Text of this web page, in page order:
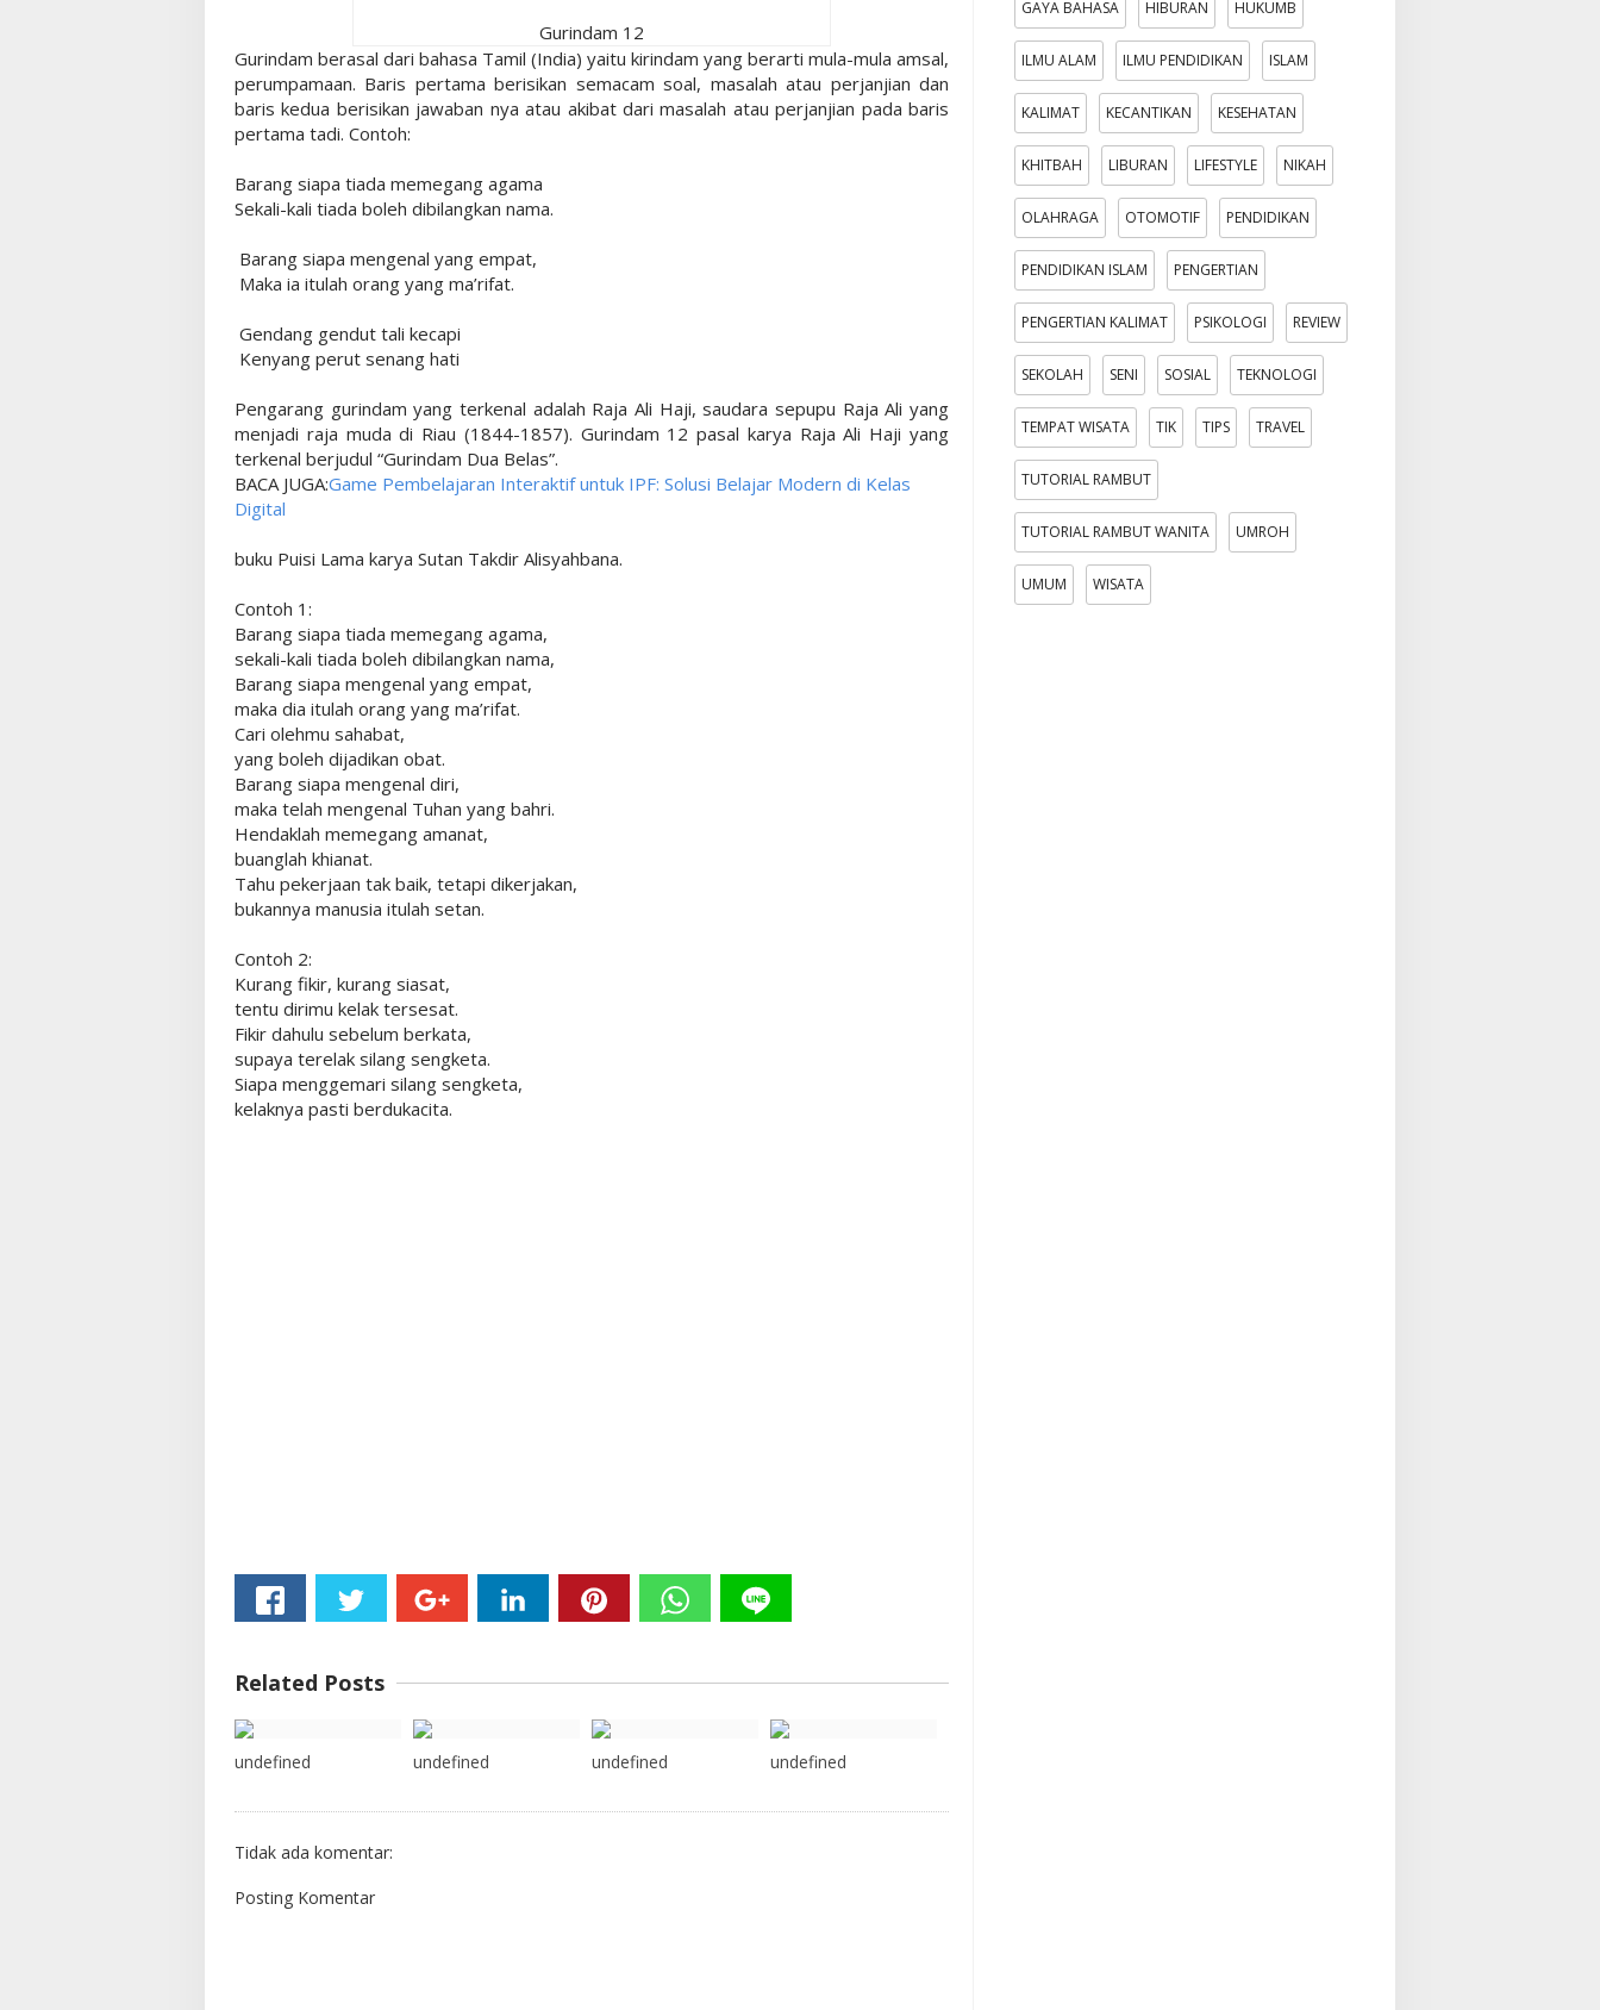
Gurindam 12
Gurindam berasal dari bahasa Tamil (India) yaitu kirindam yang berarti mula-mula amsal,
perumpamaan. Baris pertama berisikan semacam soal, masalah atau perjanjian dan
baris kedua berisikan jawaban nya atau akibat dari masalah atau perjanjian pada baris
pertama tadi. Contoh:
Barang siapa tiada memegang agama
Sekali-kali tiada boleh dibilangkan nama.
Barang siapa mengenal yang empat,
Maka ia itulah orang yang ma’rifat.
Gendang gendut tali kecapi
Kenyang perut senang hati
Pengarang gurindam yang terkenal adalah Raja Ali Haji, saudara sepupu Raja Ali yang
menjadi raja muda di Riau (1844-1857). Gurindam 12 pasal karya Raja Ali Haji yang
terkenal berjudul “Gurindam Dua Belas”.
BACA JUGA:Game Pembelajaran Interaktif untuk IPF: Solusi Belajar Modern di Kelas
Digital
buku Puisi Lama karya Sutan Takdir Alisyahbana.
Contoh 1:
Barang siapa tiada memegang agama,
sekali-kali tiada boleh dibilangkan nama,
Barang siapa mengenal yang empat,
maka dia itulah orang yang ma’rifat.
Cari olehmu sahabat,
yang boleh dijadikan obat.
Barang siapa mengenal diri,
maka telah mengenal Tuhan yang bahri.
Hendaklah memegang amanat,
buanglah khianat.
Tahu pekerjaan tak baik, tetapi dikerjakan,
bukannya manusia itulah setan.
Contoh 2:
Kurang fikir, kurang siasat,
tentu dirimu kelak tersesat.
Fikir dahulu sebelum berkata,
supaya terelak silang sengketa.
Siapa menggemari silang sengketa,
kelaknya pasti berdukacita.
Related Posts
undefined undefined undefined undefined
Tidak ada komentar:
Posting Komentar
GAYA BAHASA HIBURAN HUKUMB
ILMU ALAM ILMU PENDIDIKAN ISLAM
KALIMAT KECANTIKAN KESEHATAN
KHITBAH LIBURAN LIFESTYLE NIKAH
OLAHRAGA OTOMOTIF PENDIDIKAN
PENDIDIKAN ISLAM PENGERTIAN
PENGERTIAN KALIMAT PSIKOLOGI REVIEW
SEKOLAH SENI SOSIAL TEKNOLOGI
TEMPAT WISATA TIK TIPS TRAVEL
TUTORIAL RAMBUT
TUTORIAL RAMBUT WANITA UMROH
UMUM WISATA